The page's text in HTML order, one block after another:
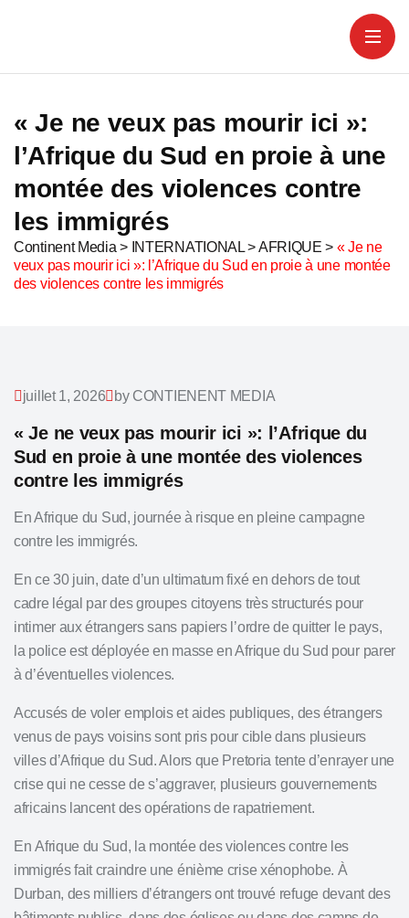
« Je ne veux pas mourir ici »:
l’Afrique du Sud en proie à une
montée des violences contre
les immigrés
Continent Media > INTERNATIONAL>AFRIQUE > « Je ne
veux pas mourir ici »: l’Afrique du Sud en proie à une montée
des violences contre les immigrés
juillet 1, 2026 by CONTIENENT MEDIA
« Je ne veux pas mourir ici »: l’Afrique du
Sud en proie à une montée des violences
contre les immigrés
En Afrique du Sud, journée à risque en pleine campagne
contre les immigrés.
En ce 30 juin, date d’un ultimatum fixé en dehors de tout
cadre légal par des groupes citoyens très structurés pour
intimer aux étrangers sans papiers l’ordre de quitter le pays,
la police est déployée en masse en Afrique du Sud pour parer
à d’éventuelles violences.
Accusés de voler emplois et aides publiques, des étrangers
venus de pays voisins sont pris pour cible dans plusieurs
villes d’Afrique du Sud. Alors que Pretoria tente d’enrayer une
crise qui ne cesse de s’aggraver, plusieurs gouvernements
africains lancent des opérations de rapatriement.
En Afrique du Sud, la montée des violences contre les
immigrés fait craindre une énième crise xénophobe. À
Durban, des milliers d’étrangers ont trouvé refuge devant des